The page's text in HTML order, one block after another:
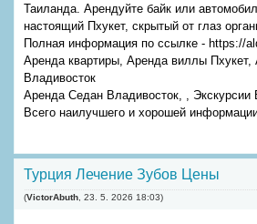
Таиланда. Арендуйте байк или
настоящий Пхукет, скрытый от глаз
Полная информация по ссылке - https://
Аренда квартиры, Аренда виллы
Владивосток
Аренда Седан Владивосток, , Экскурсии
Всего наилучшего и хорошей
Турция Лечение Зубов Цены
(VictorAbuth 23. 5. 2026 18:03)